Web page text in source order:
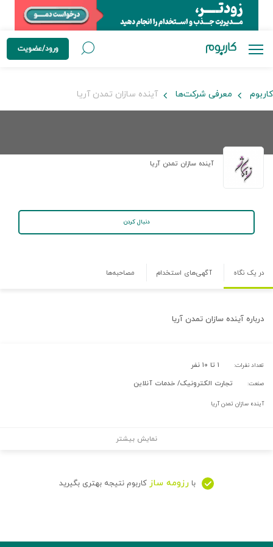
ورود/عضویت
کاربوم معرفی شرکت‌ها آینده سازان تمدن آریا
آینده سازان تمدن آریا
دنبال کردن
در یک نگاه آگهی‌های استخدام مصاحبه‌ها
درباره آینده سازان تمدن آریا
تعداد نفرات: ۱ تا ۱۰ نفر
صنعت: تجارت الکترونیک/ خدمات آنلاین
آینده سازان تمدن آریا
نمایش بیشتر
با رزومه ساز کاربوم نتیجه بهتری بگیرید